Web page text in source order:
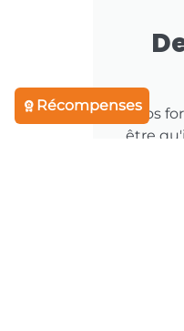
Nos
être
Récompenses